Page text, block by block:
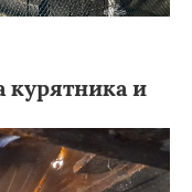
курятника и